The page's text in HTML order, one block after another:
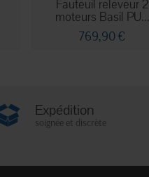
Fauteuil releveur 2
moteurs Basil PU...
769,90 €
Expédition
soignée et discrète